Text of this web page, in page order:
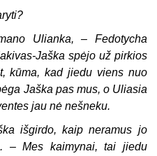
Ulianka, – Fedotycha
Jaška spėjo už pirkios
kūma, kad jiedu viens nuo
Jaška pas mus, o Uliasia
jau nė nešneku.
išgirdo, kaip neramus jo
– Mes kaimynai, tai jiedu